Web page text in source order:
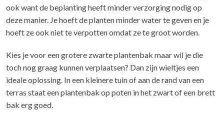
ook want de beplanting heeft minder verzorging nodig op
deze manier. Je hoeft de planten minder water te geven en je
hoeft ze ook niet te verpotten omdat ze te groot worden.
Kies je voor een grotere zwarte plantenbak maar wil je die
toch nog graag kunnen verplaatsen? Dan zijn wieltjes een
ideale oplossing. In een kleinere tuin of aan de rand van een
terras staat een plantenbak op poten in het zwart of een brett
bak erg goed.